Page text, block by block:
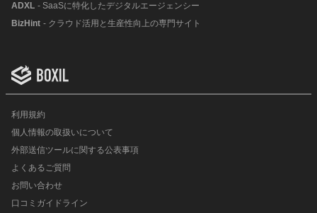
ADXL - SaaSに特化したデジタルエージェンシー
BizHint - クラウド活用と生産性向上の専門サイト
利用規約
個人情報の取扱いについて
外部送信ツールに関する公表事項
よくあるご質問
お問い合わせ
口コミガイドライン